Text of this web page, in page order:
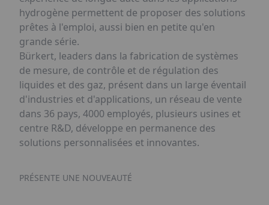
hydrogène permettent de proposer des solutions
prêtes à l'emploi, aussi bien en petite qu'en
grande série.
Bürkert, leaders dans la fabrication de systèmes
de mesure, de contrôle et de régulation des
liquides et des gaz, présent dans un large éventail
d'industries et d'applications, un réseau de vente
dans 36 pays, 4000 employés, plusieurs usines et
centre R&D, développe en permanence des
solutions personnalisées et innovantes.
PRÉSENTE UNE NOUVEAUTÉ